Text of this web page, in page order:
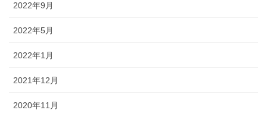
2022年9月
2022年5月
2022年1月
2021年12月
2020年11月